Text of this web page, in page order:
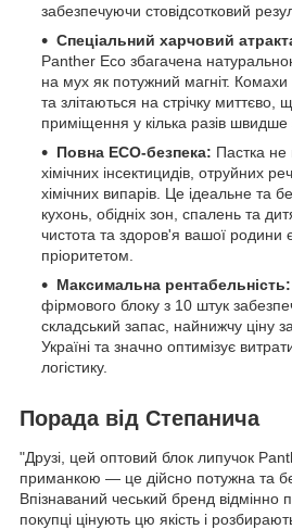
забезпечуючи стовідсотковий
Спеціальний харчовий
Panther Eco збагачена
на мух як потужний магніт. Комахи
та злітаються на стрічку миттєво,
приміщення у кілька разів швидше
Повна ECO-безпека: Пастка не
хімічних інсектицидів, отруйних
хімічних випарів. Це ідеальне та
кухонь, обідніх зон, спалень та
чистота та здоров'я вашої родини
пріоритетом.
Максимальна рентабельність:
фірмового блоку з 10 штук
складський запас, найнижчу ціну
Україні та значно оптимізує
логістику.
Порада від Степанича
"Друзі, цей оптовий блок липучок
приманкою — це дійсно потужна та
Впізнаваний чеський бренд
покупці цінують цю якість і